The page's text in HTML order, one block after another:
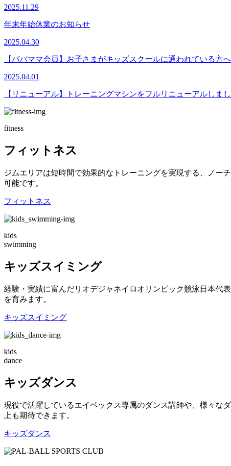
2025.11.29
年末年始休業のお知らせ
2025.04.30
【パパママ会員】お子さまがキッズスクールに通われている方へ
2025.04.01
【リニューアル】トレーニングマシンをフルリニューアルしまし
fitness
フィットネス
ジムエリアは短時間で効果的なトレーニングを実現する、ノー
可能です。
フィットネス
kids
swimming
キッズスイミング
経験・実績に富んだリオデジャネイロオリンピック競泳日本代
を育みます。
キッズスイミング
kids
dance
キッズダンス
現役で活躍しているエイベックス専属のダンス講師や、様々な
上も期待できます。
キッズダンス